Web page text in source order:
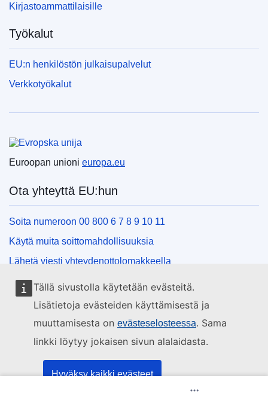
Tällä sivustolla käytetään evästeitä.
Lisätietoja evästeiden käyttämisestä ja
muuttamisesta on evästeselosteessa. Sama
linkki löytyy jokaisen sivun alalaidasta.
Hyväksy kaikki evästeet
Kirjastoammattilaisille
Työkalut
EU:n henkilöstön julkaisupalvelut
Verkkotyökalut
Euroopan unioni europa.eu
Ota yhteyttä EU:hun
Soita numeroon 00 800 6 7 8 9 10 11
Käytä muita soittomahdollisuuksia
Lähetä viesti yhteydenottolomakkeella
Käy EU:n tiedotuspisteessä
Sosiaalinen media
EU sosiaalisessa mediassa
EU:n toimielimet ja muut elimet